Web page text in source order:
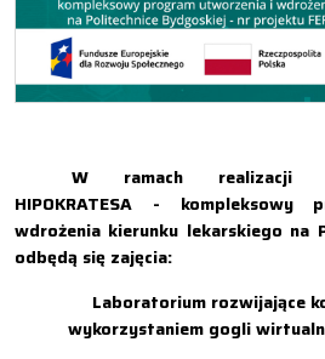
W ramach realizacji
HIPOKRATESA -
wdrożenia kierunku lekarskiego na
odbędą się zajęcia:
Laboratorium rozwijające
wykorzystaniem gogli